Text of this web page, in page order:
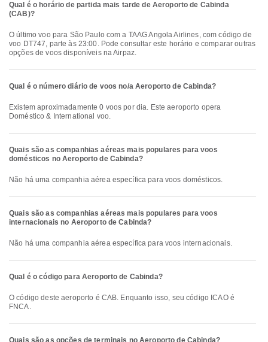
Qual é o horário de partida mais tarde de Aeroporto de Cabinda
(CAB)?
O último voo para São Paulo com a TAAG Angola Airlines, com código de
voo DT747, parte às 23:00. Pode consultar este horário e comparar outras
opções de voos disponíveis na Airpaz.
Qual é o número diário de voos no/a Aeroporto de Cabinda?
Existem aproximadamente 0 voos por dia. Este aeroporto opera
Doméstico & International voo.
Quais são as companhias aéreas mais populares para voos
domésticos no Aeroporto de Cabinda?
Não há uma companhia aérea específica para voos domésticos.
Quais são as companhias aéreas mais populares para voos
internacionais no Aeroporto de Cabinda?
Não há uma companhia aérea específica para voos internacionais.
Qual é o código para Aeroporto de Cabinda?
O código deste aeroporto é CAB. Enquanto isso, seu código ICAO é
FNCA.
Quais são as opções de terminais no Aeroporto de Cabinda?